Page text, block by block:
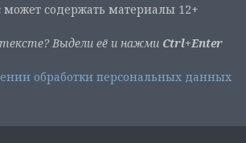
содержать материалы 12+
Выдели её и нажми Ctrl+Enter
обработки персональных данных